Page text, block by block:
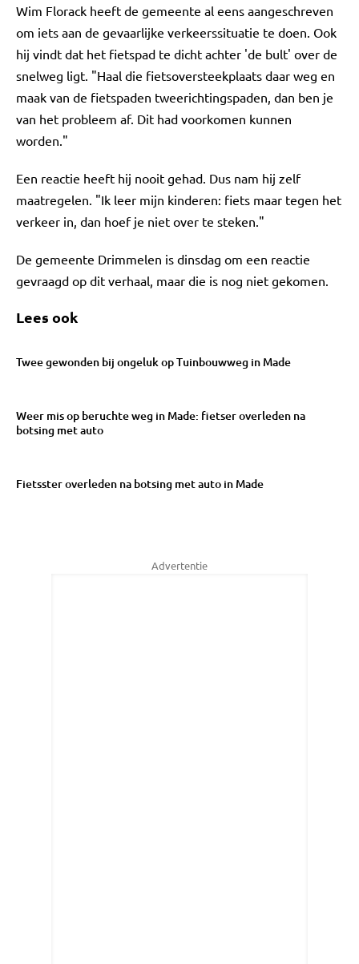
Wim Florack heeft de gemeente al eens aangeschreven
om iets aan de gevaarlijke verkeerssituatie te doen. Ook
hij vindt dat het fietspad te dicht achter 'de bult' over de
snelweg ligt. "Haal die fietsoversteekplaats daar weg en
maak van de fietspaden tweerichtingspaden, dan ben je
van het probleem af. Dit had voorkomen kunnen
worden."
Een reactie heeft hij nooit gehad. Dus nam hij zelf
maatregelen. "Ik leer mijn kinderen: fiets maar tegen het
verkeer in, dan hoef je niet over te steken."
De gemeente Drimmelen is dinsdag om een reactie
gevraagd op dit verhaal, maar die is nog niet gekomen.
Lees ook
Twee gewonden bij ongeluk op Tuinbouwweg in Made
Weer mis op beruchte weg in Made: fietser overleden na
botsing met auto
Fietsster overleden na botsing met auto in Made
Advertentie